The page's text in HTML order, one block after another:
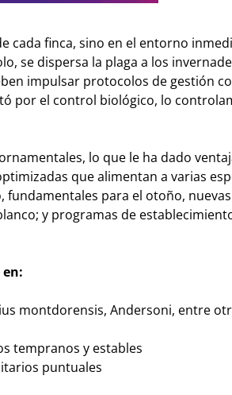
cada finca, sino en el entorno
se dispersa la plaga a los
impulsar protocolos de gestión
por el control biológico, lo
lo que le ha dado
que alimentan a varias
fundamentales para el otoño,
y programas de
montdorensis, Andersoni, entre
tempranos y estables
puntuales